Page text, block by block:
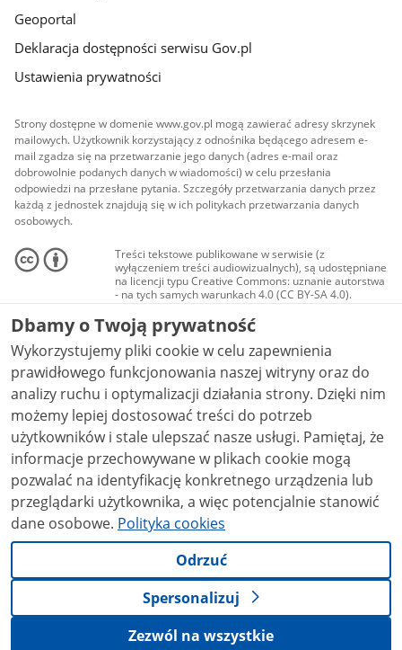
Geoportal
Deklaracja dostępności serwisu Gov.pl
Ustawienia prywatności
Strony dostępne w domenie www.gov.pl mogą zawierać adresy skrzynek
mailowych. Użytkownik korzystający z odnośnika będącego adresem e-
mail zgadza się na przetwarzanie jego danych (adres e-mail oraz
dobrowolnie podanych danych w wiadomości) w celu przesłania
odpowiedzi na przesłane pytania. Szczegóły przetwarzania danych przez
każdą z jednostek znajdują się w ich politykach przetwarzania danych
osobowych.
Treści tekstowe publikowane w serwisie (z
wyłączeniem treści audiowizualnych), są udostępniane
na licencji typu Creative Commons: uznanie autorstwa
- na tych samych warunkach 4.0 (CC BY-SA 4.0).
Materiały audiowizualne, w tym zdjęcia, materiały
audio i wideo, są udostępniane na licencji typu
Creative Commons: uznanie autorstwa użycie
niekomercyjne - bez utworów zależnych 4.0 (CC BY-
NC-ND 4.0), o ile nie jest to stwierdzone inaczej.
Dbamy o Twoją prywatność
Wykorzystujemy pliki cookie w celu zapewnienia
prawidłowego funkcjonowania naszej witryny oraz do
analizy ruchu i optymalizacji działania strony. Dzięki nim
możemy lepiej dostosować treści do potrzeb
użytkowników i stale ulepszać nasze usługi. Pamiętaj, że
informacje przechowywane w plikach cookie mogą
pozwalać na identyfikację konkretnego urządzenia lub
przeglądarki użytkownika, a więc potencjalnie stanowić
dane osobowe. Polityka cookies
Odrzuć
Spersonalizuj
Zezwól na wszystkie